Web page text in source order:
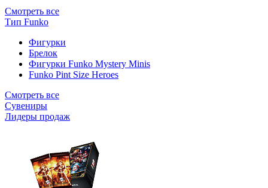
Смотреть все
Тип Funko
Фигурки
Брелок
Фигурки Funko Mystery Minis
Funko Pint Size Heroes
Смотреть все
Сувениры
Лидеры продаж